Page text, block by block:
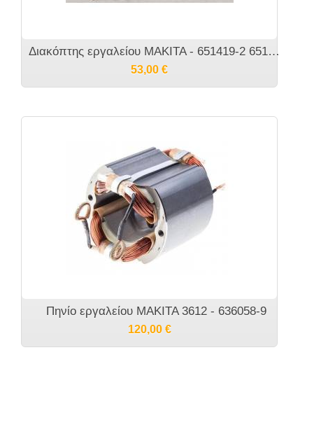
Διακόπτης εργαλείου MAKITA - 651419-2 651430
53,00 €
Πηνίο εργαλείου MAKITA 3612 - 636058-9
120,00 €